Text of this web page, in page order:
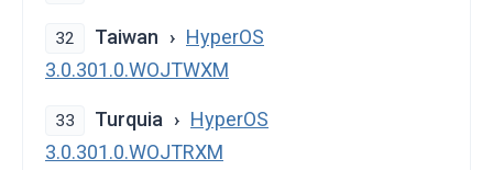
32 Taiwan
HyperOS
3.0.301.0.WOJTWXM
33 Turquia
HyperOS
3.0.301.0.WOJTRXM